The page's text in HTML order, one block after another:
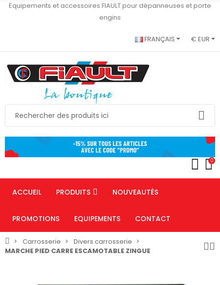
Equipements et accessoires FIAULT pour dépanneuses et porte
engins
FRANÇAIS € EUR
0
ACCUEIL PRODUITS NOUVEAUTÉS
PROMOTIONS EQUIPEMENTS CONTACT
Carrosserie
Divers carrosserie
MARCHE PIED CARRE ESCAMOTABLE ZINGUE